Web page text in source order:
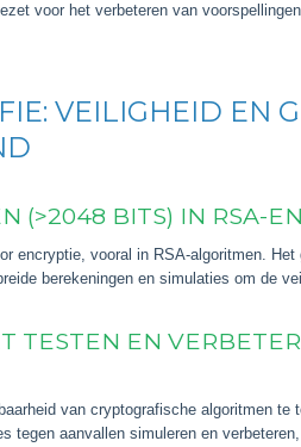
voor het verbeteren van
VEILIGHEID EN
(>2048 BITS) IN RSA-
encryptie, vooral in RSA-algoritmen.
berekeningen en simulaties om de
TESTEN EN
van cryptografische algoritmen te
tegen aanvallen simuleren en